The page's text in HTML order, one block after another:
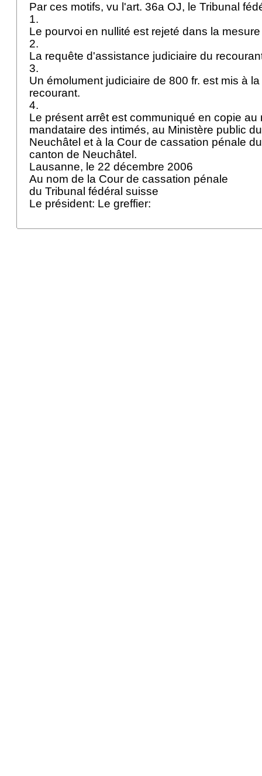
Par ces motifs, vu l'art. 36a OJ, le Tribunal
1.
Le pourvoi en nullité est rejeté dans la
2.
La requête d'assistance judiciaire du
3.
Un émolument judiciaire de 800 fr. est mis à
recourant.
4.
Le présent arrêt est communiqué en copie au
mandataire des intimés, au Ministère public
Neuchâtel et à la Cour de cassation pénale
canton de Neuchâtel.
Lausanne, le 22 décembre 2006
Au nom de la Cour de cassation pénale
du Tribunal fédéral suisse
Le président: Le greffier: